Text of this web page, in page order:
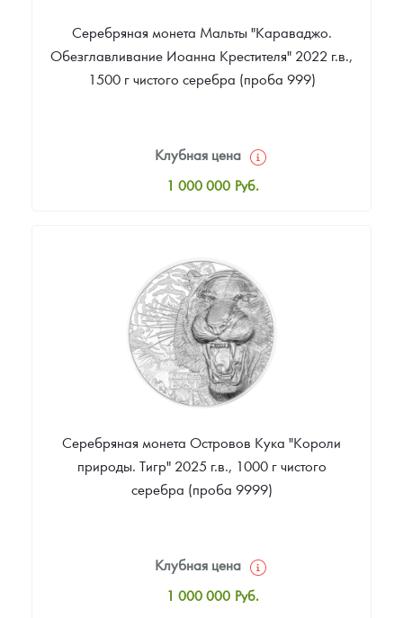
Серебряная монета Мальты "Караваджо.
Обезглавливание Иоанна Крестителя" 2022 г.в.,
1500 г чистого серебра (проба 999)
Клубная цена
1 000 000 Руб.
Цена выкупа
Звоните
Серебряная монета Островов Кука "Короли
природы. Тигр" 2025 г.в., 1000 г чистого
серебра (проба 9999)
Клубная цена
1 000 000 Руб.